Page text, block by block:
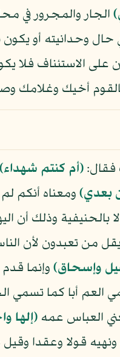
الجار والمجرور في
حال وحدانيته أو
الاستئناف فلا
أخيك وغلامك
﴿أم كنتم شهداء﴾
بعدي﴾ ومعناه أنكم
بالحنيفية وذلك أن
من تعبدون لأن
وإسحاق﴾ وإنما
العم أبا كما تسمي
العباس عمه ﴿إلها
قولا وعقدا وقيل